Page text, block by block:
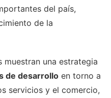
del país,
de la
muestran una estrategia
de desarrollo en torno a
servicios y el comercio,